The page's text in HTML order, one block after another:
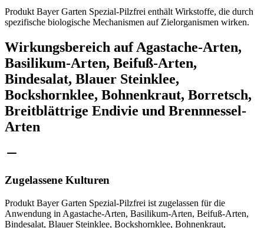
Produkt Bayer Garten Spezial-Pilzfrei enthält Wirkstoffe, die durch
spezifische biologische Mechanismen auf Zielorganismen wirken.
Wirkungsbereich auf Agastache-Arten,
Basilikum-Arten, Beifuß-Arten,
Bindesalat, Blauer Steinklee,
Bockshornklee, Bohnenkraut, Borretsch,
Breitblättrige Endivie und Brennnessel-
Arten
Zugelassene Kulturen
Produkt Bayer Garten Spezial-Pilzfrei ist zugelassen für die
Anwendung in Agastache-Arten, Basilikum-Arten, Beifuß-Arten,
Bindesalat, Blauer Steinklee, Bockshornklee, Bohnenkraut,